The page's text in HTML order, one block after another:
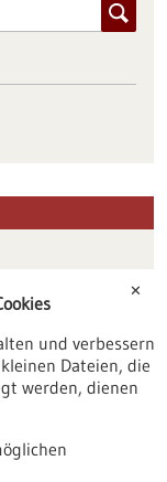
✕
und verbessern
Dateien, die
werden, dienen